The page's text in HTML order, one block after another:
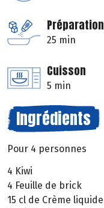
Préparation
25 min
Cuisson
5 min
Ingrédients
Pour 4 personnes
4 Kiwi
4 Feuille de brick
15 cl de Crème liquide